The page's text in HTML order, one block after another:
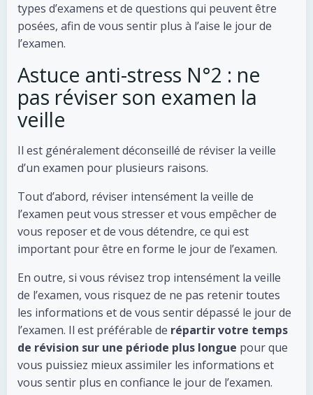
types d’examens et de questions qui peuvent être
posées, afin de vous sentir plus à l’aise le jour de
l’examen.
Astuce anti-stress N°2 : ne
pas réviser son examen la
veille
Il est généralement déconseillé de réviser la veille
d’un examen pour plusieurs raisons.
Tout d’abord, réviser intensément la veille de
l’examen peut vous stresser et vous empêcher de
vous reposer et de vous détendre, ce qui est
important pour être en forme le jour de l’examen.
En outre, si vous révisez trop intensément la veille
de l’examen, vous risquez de ne pas retenir toutes
les informations et de vous sentir dépassé le jour de
l’examen. Il est préférable de répartir votre temps
de révision sur une période plus longue pour que
vous puissiez mieux assimiler les informations et
vous sentir plus en confiance le jour de l’examen.